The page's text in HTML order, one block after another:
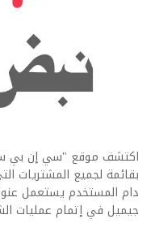
اكتشف موقع "سي إن بي
بقائمة لجميع المشتريات
دام المستخدم يستعمل
جيميل في إتمام عمليات